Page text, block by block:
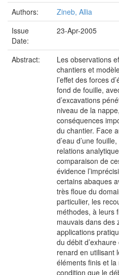
Authors:
Zineb, Allia
Issue
Date:
23-Apr-2005
Abstract:
Les observations
chantiers et
l’effet des forces
fond de fouille,
d’excavations
niveau de la
conséquences
du chantier. Face
d’eau d’une
relations
comparaison de
évidence
certains abaques
très floue du
particulier, les
méthodes, à leurs
mauvais dans des
applications
du débit
renard en utilisant
éléments finis et
condition que le